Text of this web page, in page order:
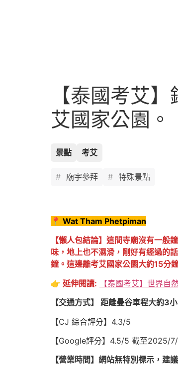
【泰國考艾
艾國家公園。
景點 考艾
廟宇參拜 特殊景點
📍 Wat Tham Phetpiman
【懶人包結論】這間寺廟沒有一
味，地上也不濕滑，剛好有經過的
鐘。這邊離考艾國家公園大約15分
👉️ 延伸閱讀:
【泰國考艾】世界自
【交通方式】 距離曼谷車程大約3
【CJ 綜合評分】4.3/5
【Google評分】4.5/5 截至2025/7/
【營業時間】網站無特別標示，建